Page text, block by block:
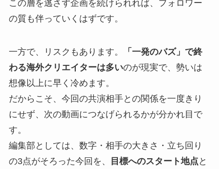
この層を逃さず企画を続けられれば、フォロワー
の質も伴っていくはずです。
一方で、リスクもあります。
「一発のバズ」で終
わる海外クリエイターは多いのが現実で、勢いは
想像以上に早く冷めます。
だからこそ、今回の共演相手との関係を一度きり
にせず、次の動画につなげられるかが分かれ目で
す。
編集部としては、数字・相手の大きさ・立ち回り
の3点がそろった今回を、
目標へのスタート地点 と